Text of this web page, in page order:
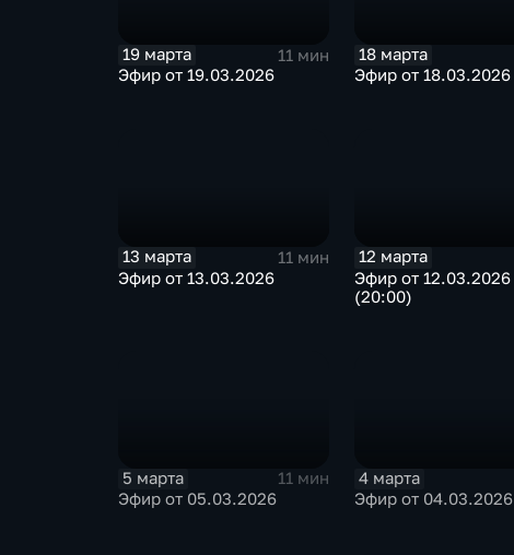
19 марта
11 мин
Эфир от 19.03.2026
18 марта
Эфир от 18.03.2026
13 марта
11 мин
Эфир от 13.03.2026
12 марта
Эфир от 12.03.2026
(20:00)
5 марта
11 мин
Эфир от 05.03.2026
4 марта
Эфир от 04.03.2026